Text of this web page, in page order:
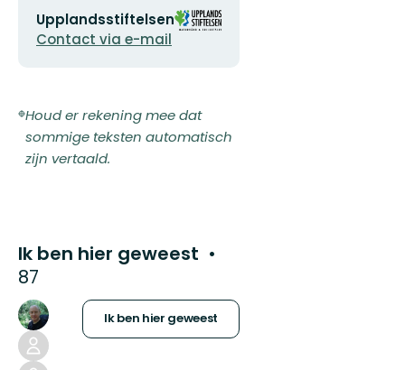
E-
mailadres
Upplandsstiftelsen
Contact via e-mail
Organisatie-
logotype
Houd er rekening mee dat
sommige teksten automatisch
zijn vertaald.
Ik ben hier geweest
87
Ik ben hier geweest